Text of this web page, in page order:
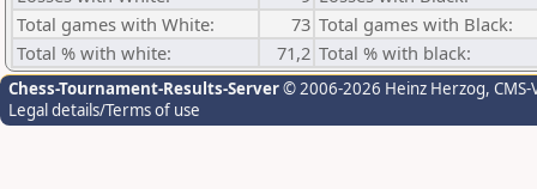
Total games with White:
73 Total games with Black:
Total % with white:
71,2 Total % with black:
Chess-Tournament-Results-Server© 2006-2026 Heinz Herzog,
Legal details/Terms of use